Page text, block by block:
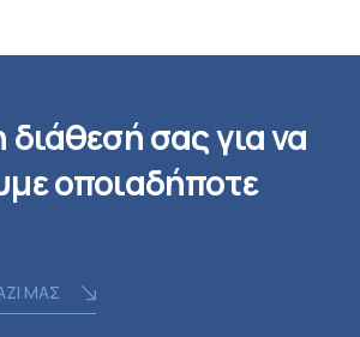
σας για να
οποιαδήποτε
ΜΑΣ